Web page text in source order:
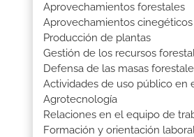
Aprovechamientos forestales
Aprovechamientos
Producción de plantas
Gestión de los recursos
Defensa de las masas
Actividades de uso público en
Agrotecnología
Relaciones en el equipo de
Formación y orientación